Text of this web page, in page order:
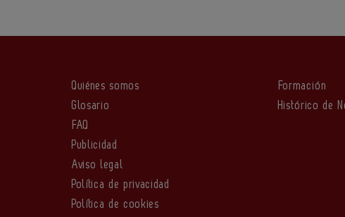
Quiénes somos
Glosario
FAQ
Publicidad
Aviso legal
Política de privacidad
Política de cookies
Formación
Histórico de